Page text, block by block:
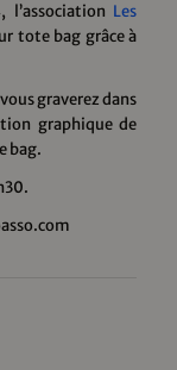
Les
tote bag grâce à
graverez dans
graphique de
bag.